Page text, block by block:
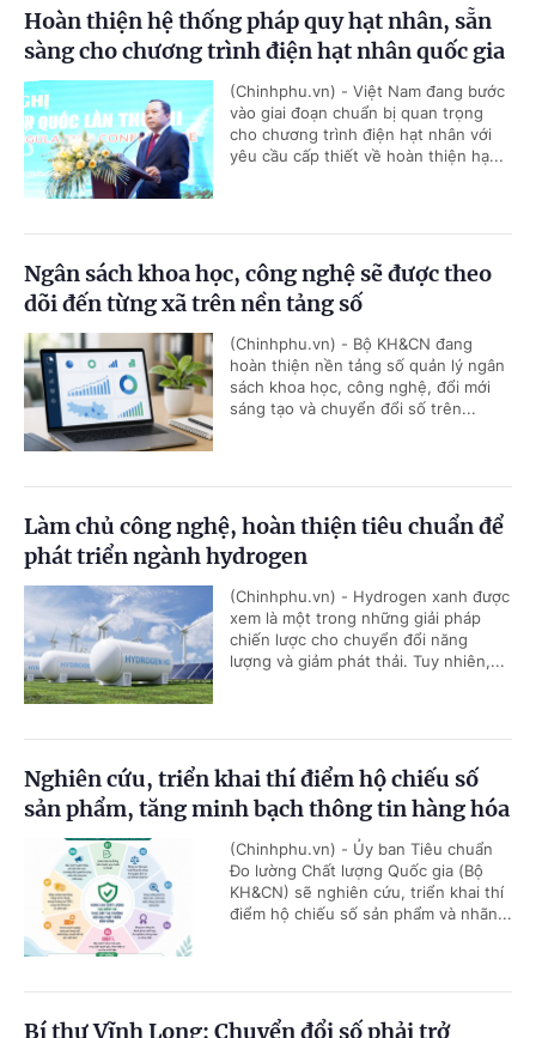
Hoàn thiện hệ thống pháp quy hạt nhân, sẵn
sàng cho chương trình điện hạt nhân quốc gia
(Chinhphu.vn) - Việt Nam đang bước
vào giai đoạn chuẩn bị quan trọng
cho chương trình điện hạt nhân với
yêu cầu cấp thiết về hoàn thiện hạ...
Ngân sách khoa học, công nghệ sẽ được theo
dõi đến từng xã trên nền tảng số
(Chinhphu.vn) - Bộ KH&CN đang
hoàn thiện nền tảng số quản lý ngân
sách khoa học, công nghệ, đổi mới
sáng tạo và chuyển đổi số trên...
Làm chủ công nghệ, hoàn thiện tiêu chuẩn để
phát triển ngành hydrogen
(Chinhphu.vn) - Hydrogen xanh được
xem là một trong những giải pháp
chiến lược cho chuyển đổi năng
lượng và giảm phát thải. Tuy nhiên,...
Nghiên cứu, triển khai thí điểm hộ chiếu số
sản phẩm, tăng minh bạch thông tin hàng hóa
(Chinhphu.vn) - Ủy ban Tiêu chuẩn
Đo lường Chất lượng Quốc gia (Bộ
KH&CN) sẽ nghiên cứu, triển khai thí
điểm hộ chiếu số sản phẩm và nhãn...
Bí thư Vĩnh Long: Chuyển đổi số phải trở